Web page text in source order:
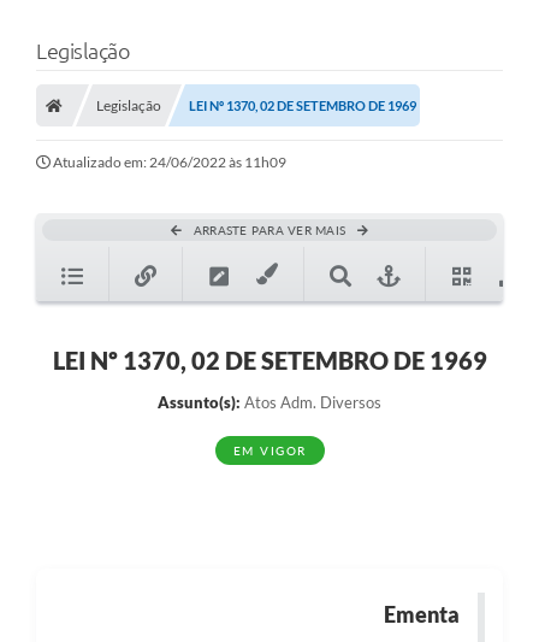
Secretarias
Transparência
Turismo
Coronavírus
Serviços Online
Legislação
Legislação LEI Nº 1370, 02 DE SETEMBRO DE 1969
Atualizado em: 24/06/2022 às 11h09
ARRASTE PARA VER MAIS
LEI Nº 1370, 02 DE SETEMBRO DE 1969
Assunto(s): Atos Adm. Diversos
EM VIGOR
Ementa